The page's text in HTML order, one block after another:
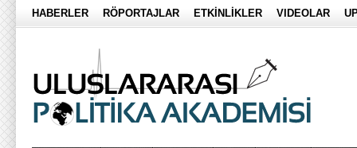
HABERLER RÖPORTAJLAR ETKİNLİKLER VIDEOLAR